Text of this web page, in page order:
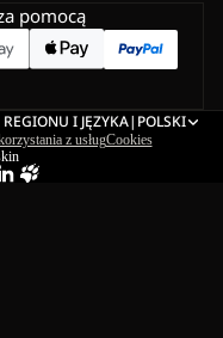
pomocą
I JĘZYKA| POLSKI
z usługCookies